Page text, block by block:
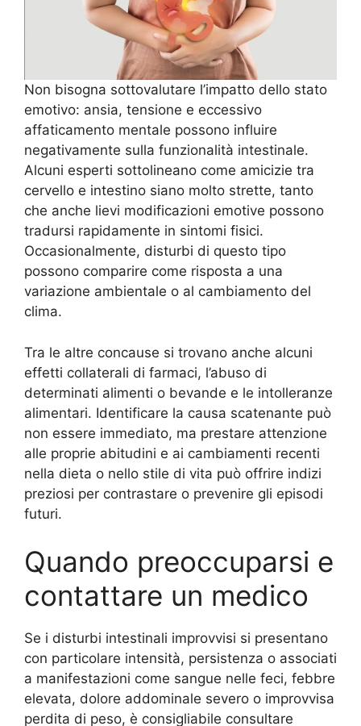
Non bisogna sottovalutare l’impatto dello stato
emotivo: ansia, tensione e eccessivo
affaticamento mentale possono influire
negativamente sulla funzionalità intestinale.
Alcuni esperti sottolineano come amicizie tra
cervello e intestino siano molto strette, tanto
che anche lievi modificazioni emotive possono
tradursi rapidamente in sintomi fisici.
Occasionalmente, disturbi di questo tipo
possono comparire come risposta a una
variazione ambientale o al cambiamento del
clima.
Tra le altre concause si trovano anche alcuni
effetti collaterali di farmaci, l’abuso di
determinati alimenti o bevande e le intolleranze
alimentari. Identificare la causa scatenante può
non essere immediato, ma prestare attenzione
alle proprie abitudini e ai cambiamenti recenti
nella dieta o nello stile di vita può offrire indizi
preziosi per contrastare o prevenire gli episodi
futuri.
Quando preoccuparsi e
contattare un medico
Se i disturbi intestinali improvvisi si presentano
con particolare intensità, persistenza o associati
a manifestazioni come sangue nelle feci, febbre
elevata, dolore addominale severo o improvvisa
perdita di peso, è consigliabile consultare